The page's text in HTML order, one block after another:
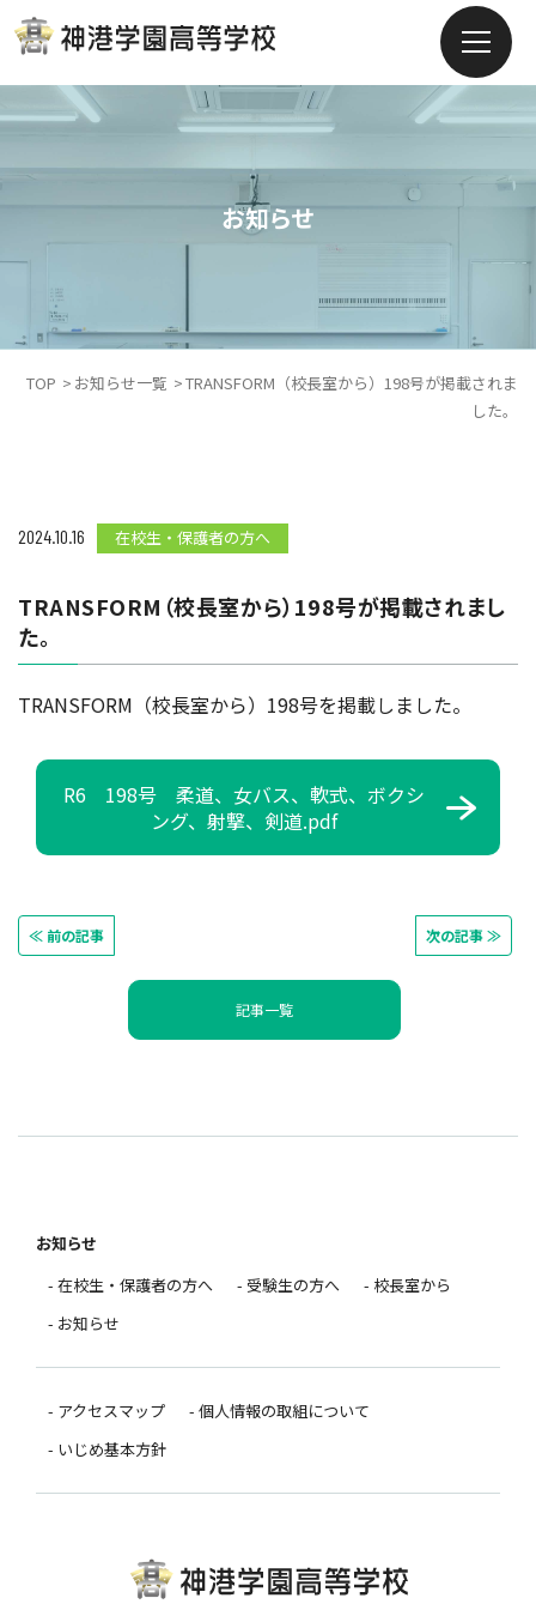
お知らせ
TOP お知らせ一覧
TRANSFORM（校長室から）198号が掲載されま
した。
2024.10.16 在校生・保護者の方へ
TRANSFORM（校長室から）198号が掲載されまし
た。
TRANSFORM（校長室から）198号を掲載しました。
R6 198号 柔道、女バス、軟式、ボクシ
ング、射撃、剣道.pdf
≪ 前の記事
記事一覧
次の記事 ≫
お知らせ
- 在校生・保護者の方へ
- 受験生の方へ
- 校長室から
- お知らせ
- アクセスマップ
- 個人情報の取組について
- いじめ基本方針